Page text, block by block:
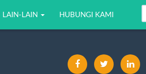
LAIN-LAIN HUBUNGI KAMI